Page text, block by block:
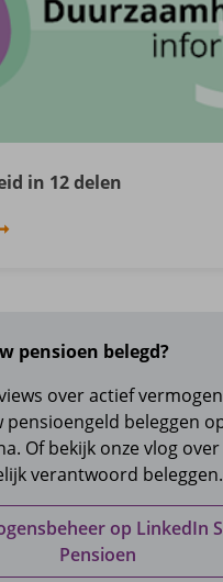
in 12 delen
pensioen belegd?
over actief
pensioengeld beleggen
Of bekijk onze vlog over
verantwoord beleggen.
op LinkedIn
Pensioen